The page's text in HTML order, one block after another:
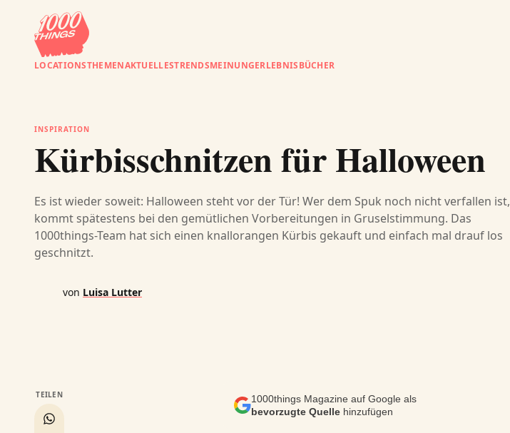
LOCATIONSTHEMENAKTUELLESTRENDSMEINUNGERLEBNISBÜCHER
INSPIRATION
Kürbisschnitzen für Halloween
Es ist wieder soweit: Halloween steht vor der Tür! Wer dem Spuk noch nicht verfallen ist,
kommt spätestens bei den gemütlichen Vorbereitungen in Gruselstimmung. Das
1000things-Team hat sich einen knallorangen Kürbis gekauft und einfach mal drauf los
geschnitzt.
von Luisa Lutter
TEILEN
1000things Magazine auf Google als
bevorzugte Quelle hinzufügen